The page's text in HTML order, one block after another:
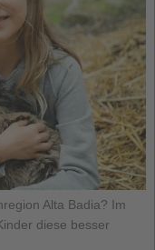
Alta Badia? Im
diese besser